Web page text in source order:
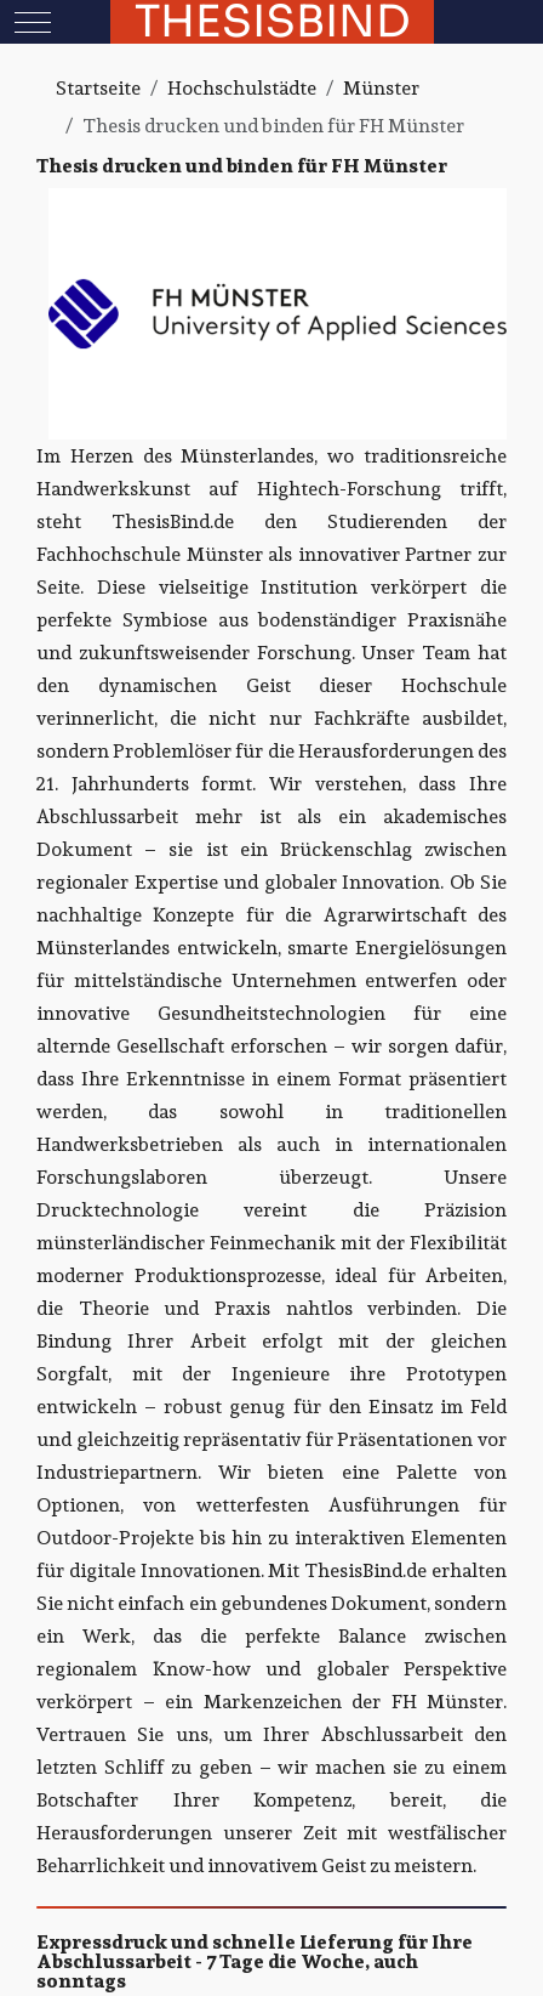
Mobile Menu ToggleTHESISBIND
Startseite Hochschulstädte
Münster
Thesis drucken und binden für FH Münster
Thesis drucken und binden für FH Münster
Im Herzen des Münsterlandes, wo traditionsreiche
Handwerkskunst auf Hightech-Forschung trifft,
steht ThesisBind.de den Studierenden der
Fachhochschule Münster als innovativer Partner zur
Seite. Diese vielseitige Institution verkörpert die
perfekte Symbiose aus bodenständiger Praxisnähe
und zukunftsweisender Forschung. Unser Team hat
den dynamischen Geist dieser Hochschule
verinnerlicht, die nicht nur Fachkräfte ausbildet,
sondern Problemlöser für die Herausforderungen des
21. Jahrhunderts formt. Wir verstehen, dass Ihre
Abschlussarbeit mehr ist als ein akademisches
Dokument – sie ist ein Brückenschlag zwischen
regionaler Expertise und globaler Innovation. Ob Sie
nachhaltige Konzepte für die Agrarwirtschaft des
Münsterlandes entwickeln, smarte Energielösungen
für mittelständische Unternehmen entwerfen oder
innovative Gesundheitstechnologien für eine
alternde Gesellschaft erforschen – wir sorgen dafür,
dass Ihre Erkenntnisse in einem Format präsentiert
werden, das sowohl in traditionellen
Handwerksbetrieben als auch in internationalen
Forschungslaboren überzeugt. Unsere
Drucktechnologie vereint die Präzision
münsterländischer Feinmechanik mit der Flexibilität
moderner Produktionsprozesse, ideal für Arbeiten,
die Theorie und Praxis nahtlos verbinden. Die
Bindung Ihrer Arbeit erfolgt mit der gleichen
Sorgfalt, mit der Ingenieure ihre Prototypen
entwickeln – robust genug für den Einsatz im Feld
und gleichzeitig repräsentativ für Präsentationen vor
Industriepartnern. Wir bieten eine Palette von
Optionen, von wetterfesten Ausführungen für
Outdoor-Projekte bis hin zu interaktiven Elementen
für digitale Innovationen. Mit ThesisBind.de erhalten
Sie nicht einfach ein gebundenes Dokument, sondern
ein Werk, das die perfekte Balance zwischen
regionalem Know-how und globaler Perspektive
verkörpert – ein Markenzeichen der FH Münster.
Vertrauen Sie uns, um Ihrer Abschlussarbeit den
letzten Schliff zu geben – wir machen sie zu einem
Botschafter Ihrer Kompetenz, bereit, die
Herausforderungen unserer Zeit mit westfälischer
Beharrlichkeit und innovativem Geist zu meistern.
Expressdruck und schnelle Lieferung für Ihre
Abschlussarbeit - 7 Tage die Woche, auch
sonntags